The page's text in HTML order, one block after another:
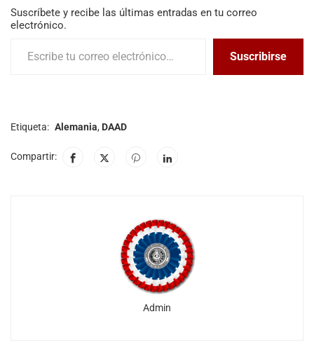
Suscríbete y recibe las últimas entradas en tu correo
electrónico.
Suscribirse
Etiqueta: Alemania, DAAD
Compartir:
Admin